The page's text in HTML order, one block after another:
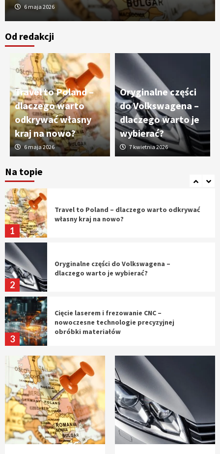
6 maja 2026
Od redakcji
Travel to Poland –
dlaczego warto
odkrywać własny
kraj na nowo?
6 maja 2026
Oryginalne części
do Volkswagena –
dlaczego warto je
wybierać?
7 kwietnia 2026
Na topie
3
nowoczesne technologie precyzyjnej
obróbki materiałów
4
Czy sztuczna inteligencja wyprze pracę
geodety w przyszłości?
5
Tworzenie aplikacji internetowych – jak
1
Travel to Poland – dlaczego warto odkrywać
własny kraj na nowo?
2
Oryginalne części do Volkswagena –
dlaczego warto je wybierać?
3
Cięcie laserem i frezowanie CNC –
nowoczesne technologie precyzyjnej
obróbki materiałów
4
Czy sztuczna inteligencja wyprze pracę
geodety w przyszłości?
5
Tworzenie aplikacji internetowych – jak
powstają nowoczesne rozwiązania cyfrowe